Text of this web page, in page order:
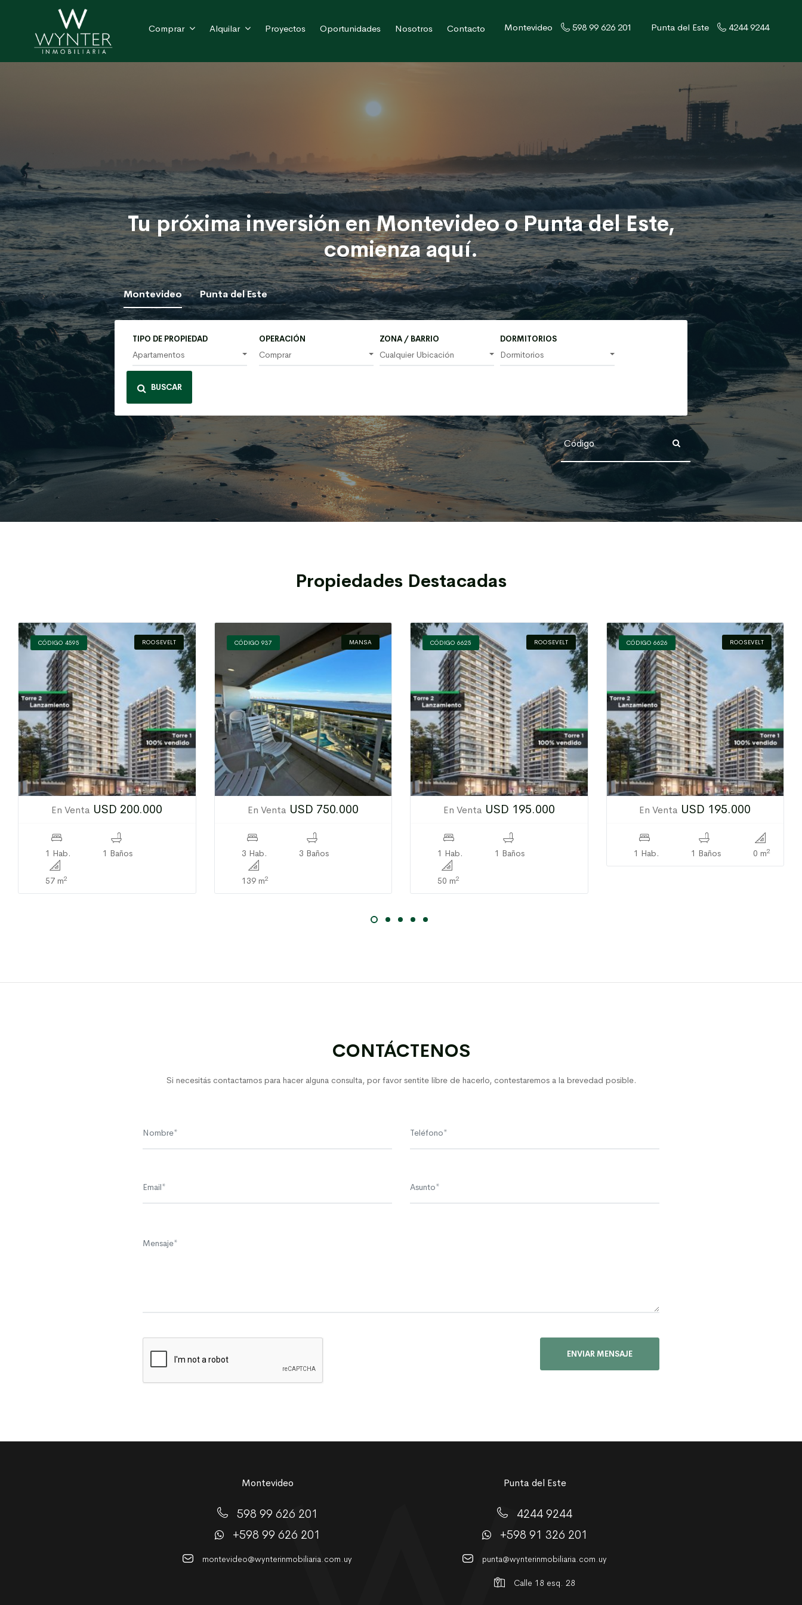
Comprar Alquilar Proyectos Oportunidades Nosotros Contacto Montevideo 598 99 626 201 Punta del Este 4244 9244
Tu próxima inversión en Montevideo o Punta del Este,
comienza aquí.
Montevideo Punta del Este
TIPO DE PROPIEDAD
Apartamentos
OPERACIÓN
Comprar
ZONA / BARRIO
Cualquier Ubicación
DORMITORIOS
Dormitorios
BUSCAR
Propiedades Destacadas
CÓDIGO 4595 ROOSEVELT
En Venta USD 200.000
1 Hab. 1 Baños
57 m2
CÓDIGO 937 MANSA
En Venta USD 750.000
3 Hab. 3 Baños
139 m2
CÓDIGO 6625 ROOSEVELT
En Venta USD 195.000
1 Hab. 1 Baños
50 m2
CÓDIGO 6626 ROOSEVELT
En Venta USD 195.000
1 Hab. 1 Baños 0 m2
CONTÁCTENOS
Si necesitás contactarnos para hacer alguna consulta, por favor sentite libre de hacerlo, contestaremos a la brevedad posible.
ENVIAR MENSAJE
Montevideo
598 99 626 201
+598 99 626 201
montevideo@wynterinmobiliaria.com.uy
Punta del Este
4244 9244
+598 91 326 201
punta@wynterinmobiliaria.com.uy
Calle 18 esq. 28